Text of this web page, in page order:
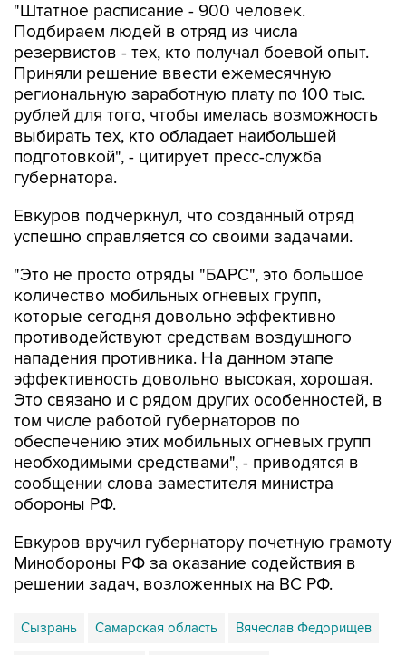
"Штатное расписание - 900 человек.
Подбираем людей в отряд из числа
резервистов - тех, кто получал боевой опыт.
Приняли решение ввести ежемесячную
региональную заработную плату по 100 тыс.
рублей для того, чтобы имелась возможность
выбирать тех, кто обладает наибольшей
подготовкой", - цитирует пресс-служба
губернатора.
Евкуров подчеркнул, что созданный отряд
успешно справляется со своими задачами.
"Это не просто отряды "БАРС", это большое
количество мобильных огневых групп,
которые сегодня довольно эффективно
противодействуют средствам воздушного
нападения противника. На данном этапе
эффективность довольно высокая, хорошая.
Это связано и с рядом других особенностей, в
том числе работой губернаторов по
обеспечению этих мобильных огневых групп
необходимыми средствами", - приводятся в
сообщении слова заместителя министра
обороны РФ.
Евкуров вручил губернатору почетную грамоту
Минобороны РФ за оказание содействия в
решении задач, возложенных на ВС РФ.
Сызрань Самарская область Вячеслав Федорищев